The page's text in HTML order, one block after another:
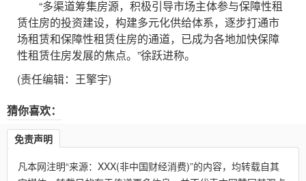
“多渠道筹集房源，积极引导市场主体参与保障性租
赁住房的投资建设，构建多元化供给体系，逐步打通市
场租赁和保障性租赁住房的通道，已成为各地加快保障
性租赁住房发展的焦点。”徐跃进称。
(责任编辑：王擎宇)
猜你喜欢：
免责声明
凡本网注明“来源：XXX(非中国财经消费)”的内容，均转载自其